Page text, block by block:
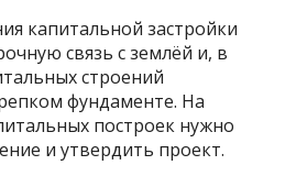
капитальной застройки
связь с землёй и, в
строений
фундаменте. На
построек нужно
и утвердить проект.